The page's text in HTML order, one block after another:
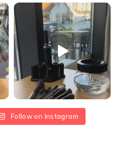
Follow on Instagram